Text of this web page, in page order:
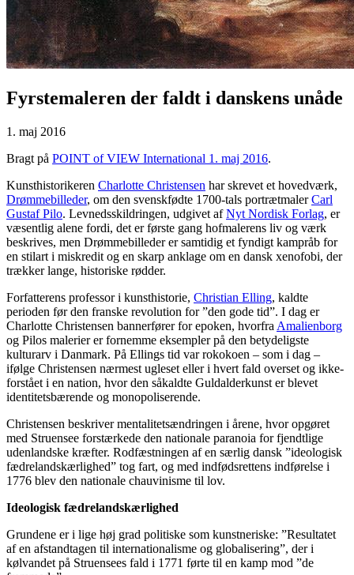
Fyrstemaleren der faldt i danskens unåde
1. maj 2016
Bragt på POINT of VIEW International 1. maj 2016.
Kunsthistorikeren Charlotte Christensen har skrevet et hovedværk,
Drømmebilleder, om den svenskfødte 1700-tals portrætmalerCarl
Gustaf Pilo. Levnedsskildringen, udgivet afNyt Nordisk Forlag, er
væsentlig alene fordi, det er første gang hofmalerens liv og værk
beskrives, men Drømmebilleder er samtidig et fyndigt kampråb for
en stilart i miskredit og en skarp anklage om en dansk xenofobi, der
trækker lange, historiske rødder.
Forfatterens professor i kunsthistorie, Christian Elling, kaldte
perioden før den franske revolution for ”den gode tid”. I dag er
Charlotte Christensen bannerfører for epoken, hvorfra Amalienborg
og Pilos malerier er fornemme eksempler på den betydeligste
kulturarv i Danmark. På Ellings tid var rokokoen – som i dag –
ifølge Christensen nærmest ugleset eller i hvert fald overset og ikke-
forstået i en nation, hvor den såkaldte Guldalderkunst er blevet
identitetsbærende og monopoliserende.
Christensen beskriver mentalitetsændringen i årene, hvor opgøret
med Struensee forstærkede den nationale paranoia for fjendtlige
udenlandske kræfter. Rodfæstningen af en særlig dansk ”ideologisk
fædrelandskærlighed” tog fart, og med indfødsrettens indførelse i
1776 blev den nationale chauvinisme til lov.
Ideologisk fædrelandskærlighed
Grundene er i lige høj grad politiske som kunstneriske: ”Resultatet
af en afstandtagen til internationalisme og globalisering”, der i
kølvandet på Struensees fald i 1771 førte til en kamp mod ”de